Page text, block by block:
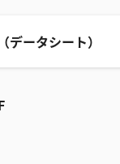
データシート）